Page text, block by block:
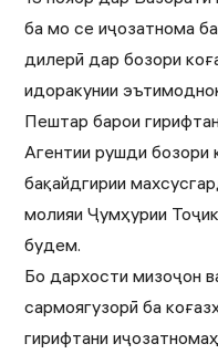
ба мо се иҷозатнома
дилерӣ дар бозори
идоракунии
Пештар барои
Агентии рушди бозори
бақайдгирии
молияи Ҷумҳурии
будем.
Бо дархости мизоҷон
сармоягузорӣ ба
гирифтани